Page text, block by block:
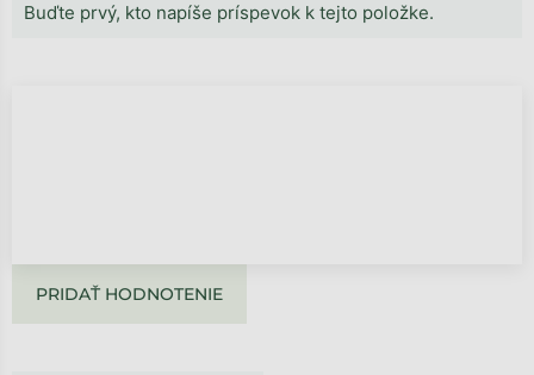
Buďte prvý, kto napíše príspevok k tejto položke.
PRIDAŤ HODNOTENIE